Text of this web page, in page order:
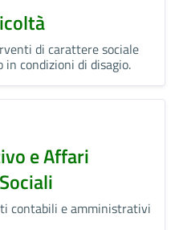
di carattere sociale
condizioni di disagio.
e Affari
contabili e amministrativi